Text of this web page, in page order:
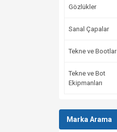
Gözlükler
Sanal Çapalar
Tekne ve Bootlar
Tekne ve Bot
Ekipmanları
Marka Arama